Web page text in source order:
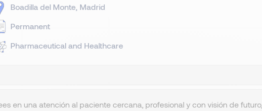
Boadilla del Monte Madrid
Permanent
Pharmaceutical and Healthcare
en una atención al paciente cercana, profesional y con visión de futuro,